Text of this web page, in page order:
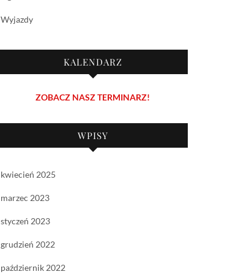
Wyjazdy
KALENDARZ
ZOBACZ NASZ TERMINARZ!
WPISY
kwiecień 2025
marzec 2023
styczeń 2023
grudzień 2022
październik 2022